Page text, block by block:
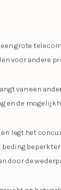
grote
voor andere
van een
de
legt het
door de